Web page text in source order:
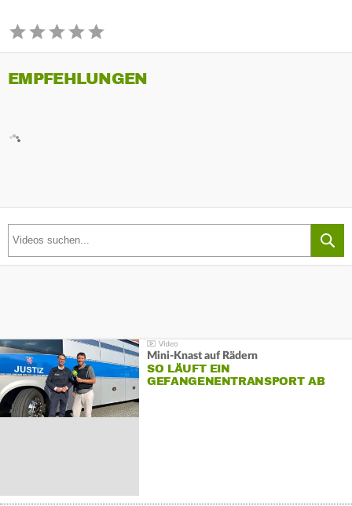
EMPFEHLUNGEN
Mini-Knast auf Rädern
SO LÄUFT EIN
GEFANGENENTRANSPORT AB